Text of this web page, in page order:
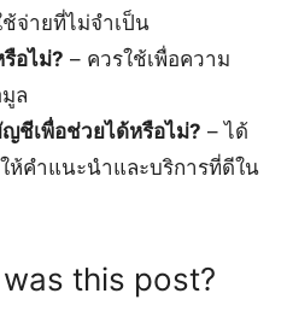
จ่ายที่ไม่จำเป็น
อไม่? – ควรใช้เพื่อความ
ล
ชีเพื่อช่วยได้หรือไม่? – ได้
ห้คำแนะนำและบริการที่ดีใน
this post?